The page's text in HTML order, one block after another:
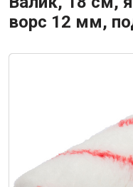
ворс 12 мм,
Изоляционные
Кровельные